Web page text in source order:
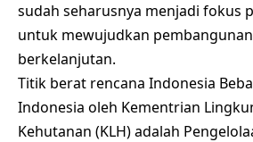
sudah seharusnya menjadi fokus
untuk mewujudkan
berkelanjutan.
Titik berat rencana Indonesia
Indonesia oleh Kementrian
Kehutanan (KLH) adalah